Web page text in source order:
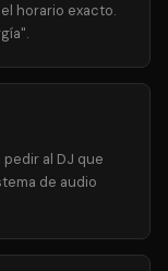
horario exacto.
al DJ que
de audio